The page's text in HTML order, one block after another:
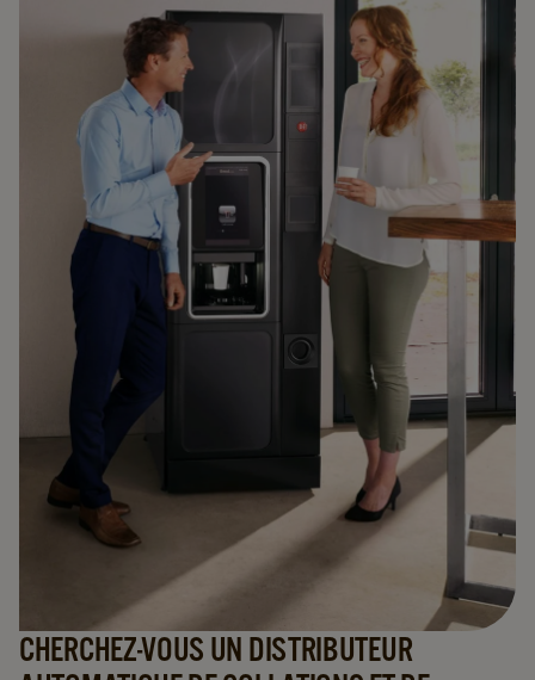
CHERCHEZ-VOUS UN DISTRIBUTEUR